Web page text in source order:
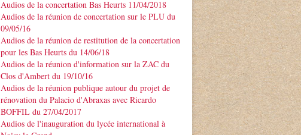
Audios de la concertation Bas Heurts 11/04/2018
Audios de la réunion de concertation sur le PLU du
09/05/16
Audios de la réunion de restitution de la concertation
pour les Bas Heurts du 14/06/18
Audios de la réunion d'information sur la ZAC du
Clos d'Ambert du 19/10/16
Audios de la réunion publique autour du projet de
rénovation du Palacio d'Abraxas avec Ricardo
BOFFIL du 27/04/2017
Audios de l'inauguration du lycée international à